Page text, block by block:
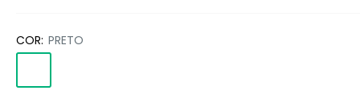
COR: PRETO